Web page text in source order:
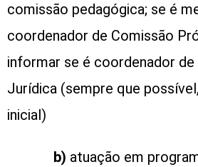
comissão pedagógica; se é
coordenador de Comissão
informar se é coordenador
Jurídica (sempre que
inicial)
b) atuação em